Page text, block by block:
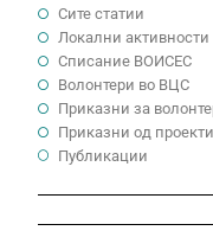
Сите статии
Локални активности
Cписание ВОИСЕС
Волонтери во ВЦС
Приказни за
Приказни од проекти
Публикации